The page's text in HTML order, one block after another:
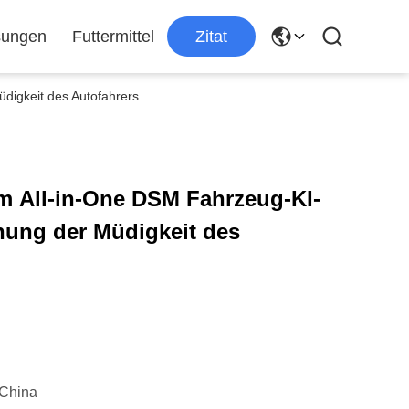
Futtermittel Zitat
des Autofahrers
All-in-One DSM Fahrzeug-KI-
der Müdigkeit des